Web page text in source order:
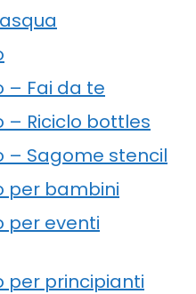
– Fai da te
Riciclo bottles
– Sagome stencil
per bambini
per eventi
per principianti